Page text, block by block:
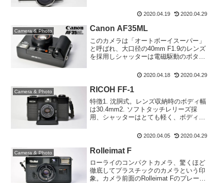
それからしばらくして終了したのではな
年にわた...
2020.04.19 2020.04.29
Camera & Photo Canon AF35ML
このカメラは「オートボーイスーパー」
と呼ばれ、大口径の40mm F1.9のレンズ
を採用しシャッターは電磁駆動のボタン
による三角測量方式を採用した35mmサ
イズの全自動のカメラです。ただしカメ
ラ自体にはオ...
2020.04.18 2020.04.29
Camera & Photo RICOH FF-1
特徴1. 沈胴式。レンズ収納時のボディ幅
は30.4mm2. ソフトタッチレリーズ採
用、シャッターはとても軽く、ボディが
3. ファインダー内に手振れ警告ランプ内
場合は...
2020.04.05 2020.04.29
Camera & Photo Rolleimat F
ローライのコンパクトカメラ、驚くほど
徹底してプラスチックのカメラという印
象。カメラ前面のRolleimat Fのプレート